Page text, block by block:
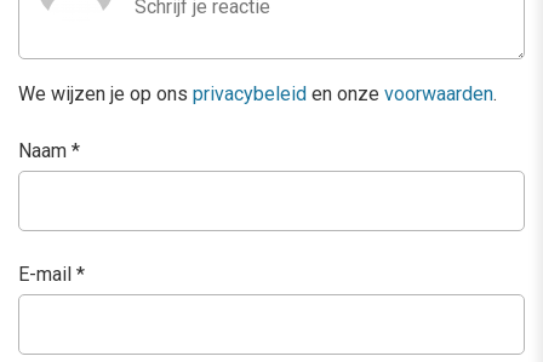
We wijzen je op ons privacybeleid en onze voorwaarden.
Naam *
E-mail *